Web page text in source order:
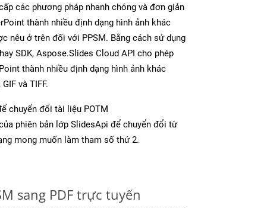
các phương pháp nhanh chóng và đơn giản
thành nhiều định dạng hình ảnh khác
nêu ở trên đối với PPSM. Bằng cách sử dụng
SDK, Aspose.Slides Cloud API cho phép
thành nhiều định dạng hình ảnh khác
và TIFF.
chuyển đổi tài liệu POTM
phiên bản lớp SlidesApi để chuyển đổi từ
mong muốn làm tham số thứ 2.
sang PDF trực tuyến